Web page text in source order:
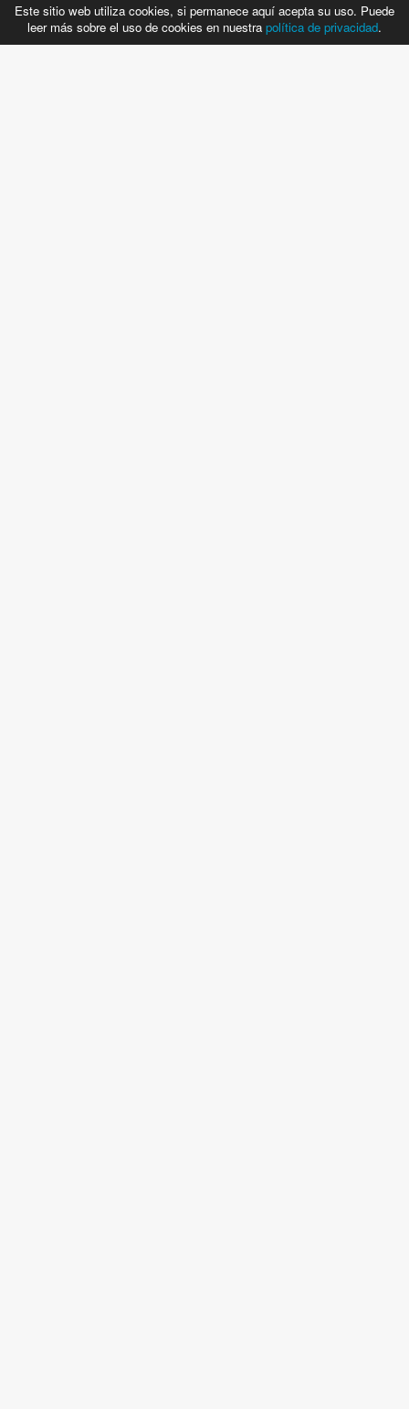
Este sitio web utiliza cookies, si permanece aquí acepta su uso. Puede
leer más sobre el uso de cookies en nuestra política de privacidad.